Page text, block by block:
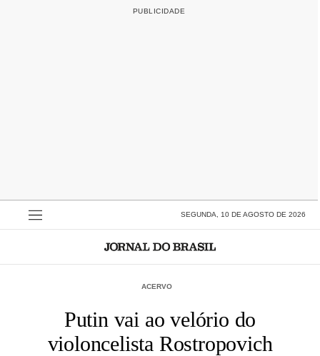
SEGUNDA, 10 DE AGOSTO DE 2026
ACERVO
Putin vai ao velório do
violoncelista Rostropovich